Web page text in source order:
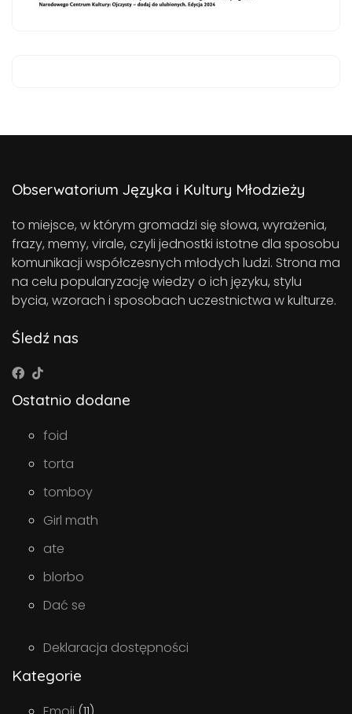
Obserwatorium Języka i Kultury Młodzieży
to miejsce, w którym gromadzi się słowa, wyrażenia,
frazy, memy, virale, czyli jednostki istotne dla sposobu
komunikacji współczesnych młodych ludzi. Strona ma
na celu popularyzację wiedzy o ich języku, stylu
bycia, wzorach i sposobach uczestnictwa w kulturze.
Śledź nas
Ostatnio dodane
foid
torta
tomboy
Girl math
ate
blorbo
Dać se
Deklaracja dostępności
Kategorie